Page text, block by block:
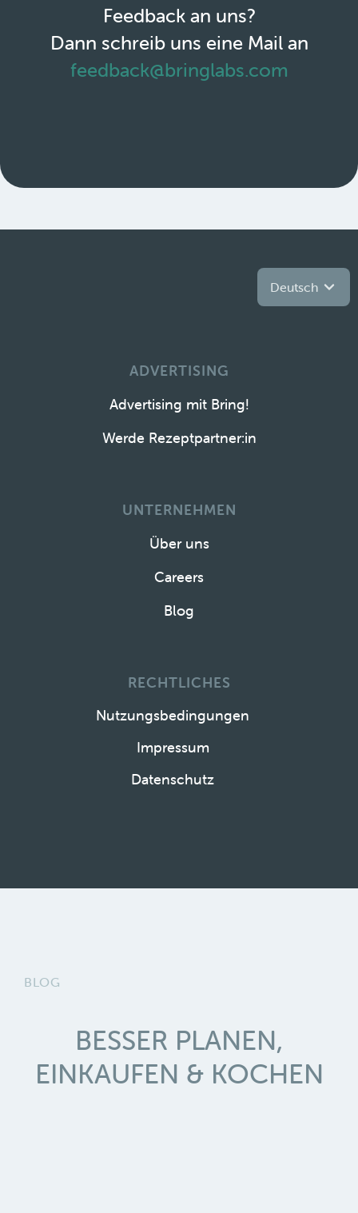
Feedback an uns?
Dann schreib uns eine Mail an
feedback@bringlabs.com
Deutsch
ADVERTISING
Advertising mit Bring!
Werde Rezeptpartner:in
UNTERNEHMEN
Über uns
Careers
Blog
RECHTLICHES
Nutzungsbedingungen
Impressum
Datenschutz
BLOG
BESSER PLANEN,
EINKAUFEN & KOCHEN